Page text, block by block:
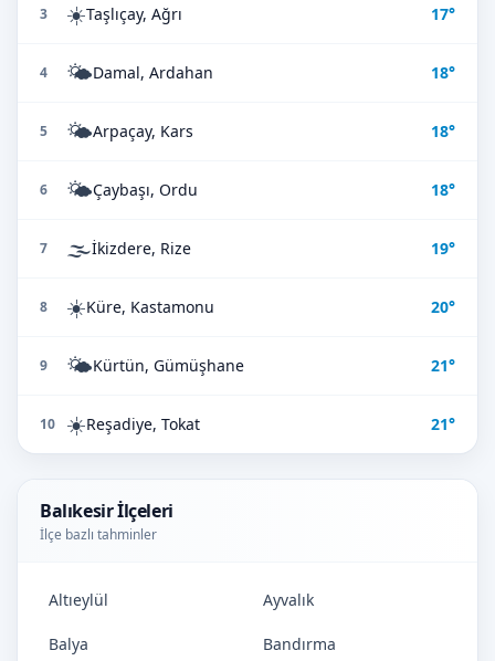
3 ☀️Taşlıçay, Ağrı 17°
4 🌤️Damal, Ardahan 18°
5 🌤️Arpaçay, Kars 18°
6 🌤️Çaybaşı, Ordu 18°
7 🌫️İkizdere, Rize 19°
8 ☀️Küre, Kastamonu 20°
9 🌤️Kürtün, Gümüşhane 21°
10 ☀️Reşadiye, Tokat 21°
Balıkesir İlçeleri
İlçe bazlı tahminler
Altıeylül Ayvalık
Balya Bandırma